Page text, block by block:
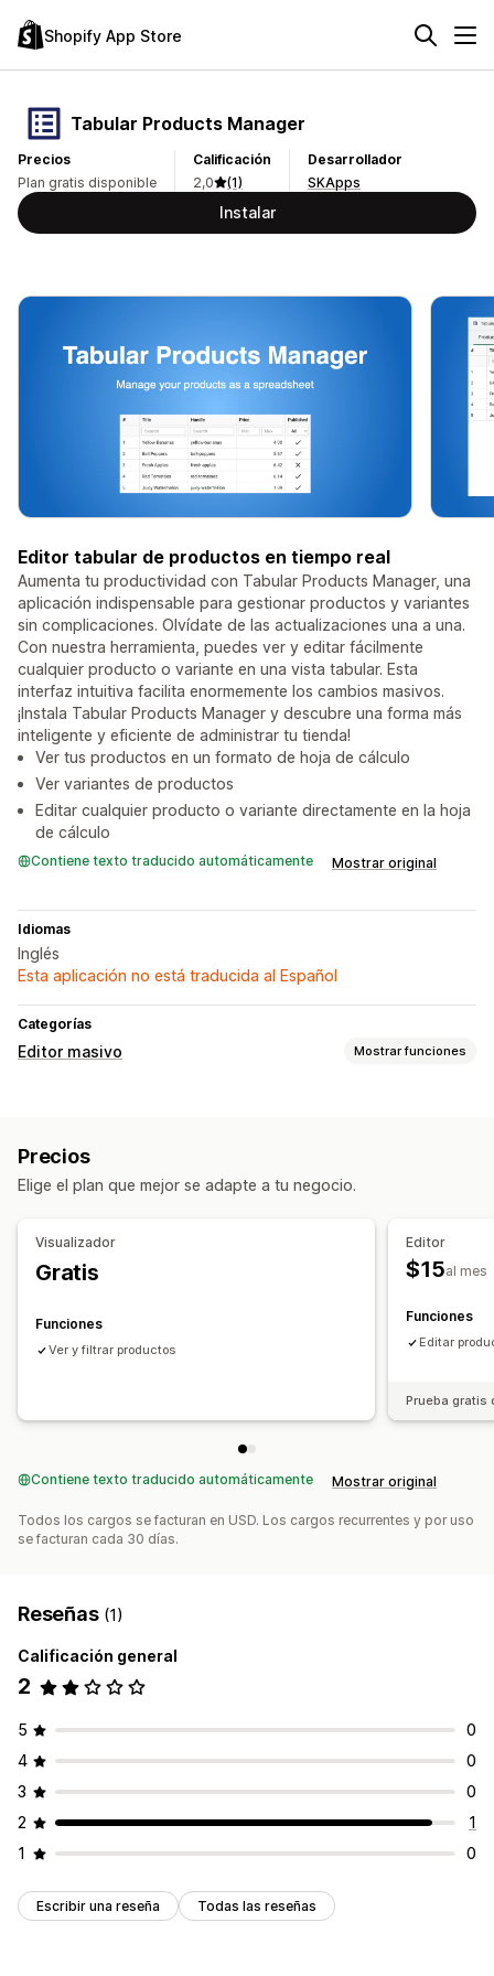
Shopify App Store
Tabular Products Manager
Precios
Plan gratis disponible
Calificación
2,0
(1)
Desarrollador
SKApps
Instalar
Editor tabular de productos en tiempo real
Aumenta tu productividad con Tabular Products Manager, una
aplicación indispensable para gestionar productos y variantes
sin complicaciones. Olvídate de las actualizaciones una a una.
Con nuestra herramienta, puedes ver y editar fácilmente
cualquier producto o variante en una vista tabular. Esta
interfaz intuitiva facilita enormemente los cambios masivos.
¡Instala Tabular Products Manager y descubre una forma más
inteligente y eficiente de administrar tu tienda!
Ver tus productos en un formato de hoja de cálculo
Ver variantes de productos
Editar cualquier producto o variante directamente en la hoja
de cálculo
Contiene texto traducido automáticamente Mostrar original
Idiomas
Inglés
Esta aplicación no está traducida al Español
Categorías
Editor masivo Mostrar funciones
SKU y códigos de barras
Colecciones
Precios
Elige el plan que mejor se adapte a tu negocio.
Visualizador
Gratis
Funciones
Ver y filtrar productos
Editor
$15al mes
Funciones
Editar
Prueba gratis
Contiene texto traducido automáticamente Mostrar original
Todos los cargos se facturan en USD. Los cargos recurrentes y por uso
se facturan cada 30 días.
Reseñas (1)
Calificación general
2
5
0
4
0
3
0
2
1
1
0
Escribir una reseña Todas las reseñas